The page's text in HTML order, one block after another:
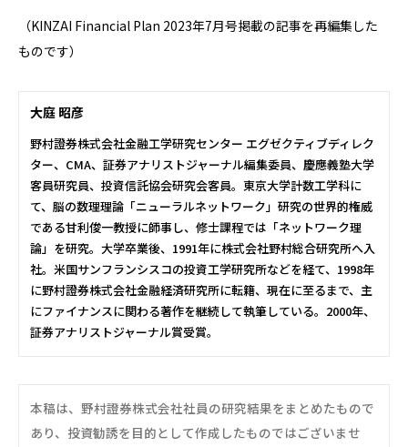
（KINZAI Financial Plan 2023年7月号掲載の記事を再編集した
ものです）
大庭 昭彦
野村證券株式会社金融工学研究センター エグゼクティブディレク
ター、CMA、証券アナリストジャーナル編集委員、慶應義塾大学
客員研究員、投資信託協会研究会客員。東京大学計数工学科に
て、脳の数理理論「ニューラルネットワーク」研究の世界的権威
である甘利俊一教授に師事し、修士課程では「ネットワーク理
論」を研究。大学卒業後、1991年に株式会社野村総合研究所へ入
社。米国サンフランシスコの投資工学研究所などを経て、1998年
に野村證券株式会社金融経済研究所に転籍、現在に至るまで、主
にファイナンスに関わる著作を継続して執筆している。2000年、
証券アナリストジャーナル賞受賞。
本稿は、野村證券株式会社社員の研究結果をまとめたもので
あり、投資勧誘を目的として作成したものではございませ